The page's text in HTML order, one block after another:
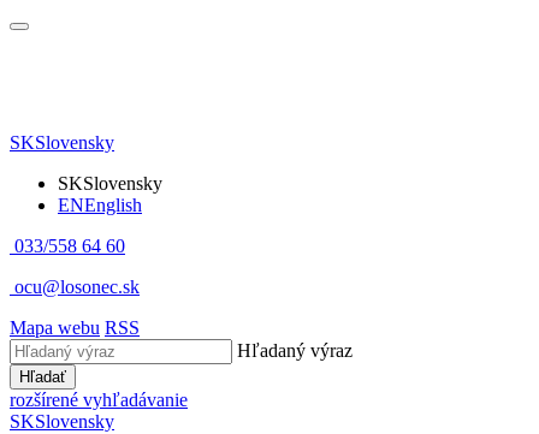
SKSlovensky
SKSlovensky
ENEnglish
033/558 64 60
ocu@losonec.sk
Mapa webu RSS
Hľadaný výraz
Hľadať
rozšírené vyhľadávanie
SKSlovensky